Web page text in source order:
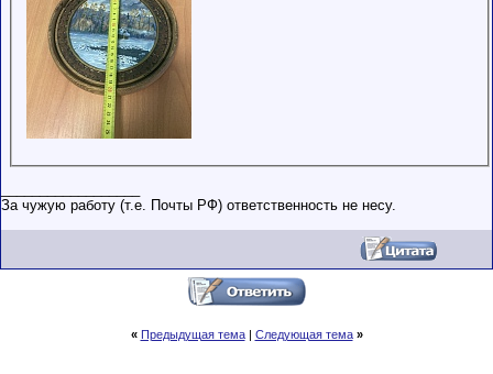
За чужую работу (т.е. Почты РФ) ответственность не несу.
« Предыдущая тема| Следующая тема »